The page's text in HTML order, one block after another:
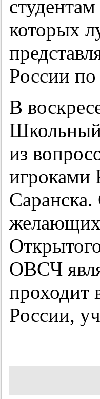
которых
России
В
Школьный
из
игроками
Саранска.
желающих
ОВСЧ
проходит
России,